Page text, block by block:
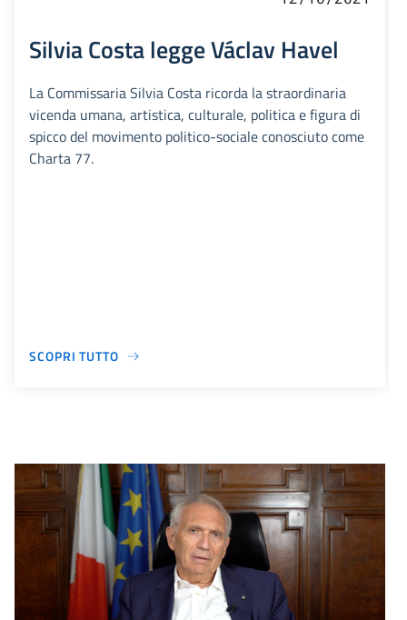
Silvia Costa legge Václav Havel
La Commissaria Silvia Costa ricorda la straordinaria
vicenda umana, artistica, culturale, politica e figura di
spicco del movimento politico-sociale conosciuto come
Charta 77.
SCOPRI TUTTO